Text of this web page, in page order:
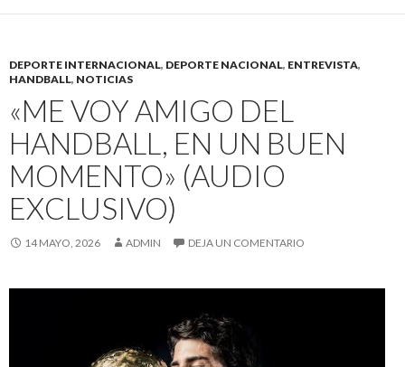
DEPORTE INTERNACIONAL, DEPORTE NACIONAL, ENTREVISTA,
HANDBALL, NOTICIAS
«ME VOY AMIGO DEL
HANDBALL, EN UN BUEN
MOMENTO» (AUDIO
EXCLUSIVO)
14 MAYO, 2026 ADMIN DEJA UN COMENTARIO